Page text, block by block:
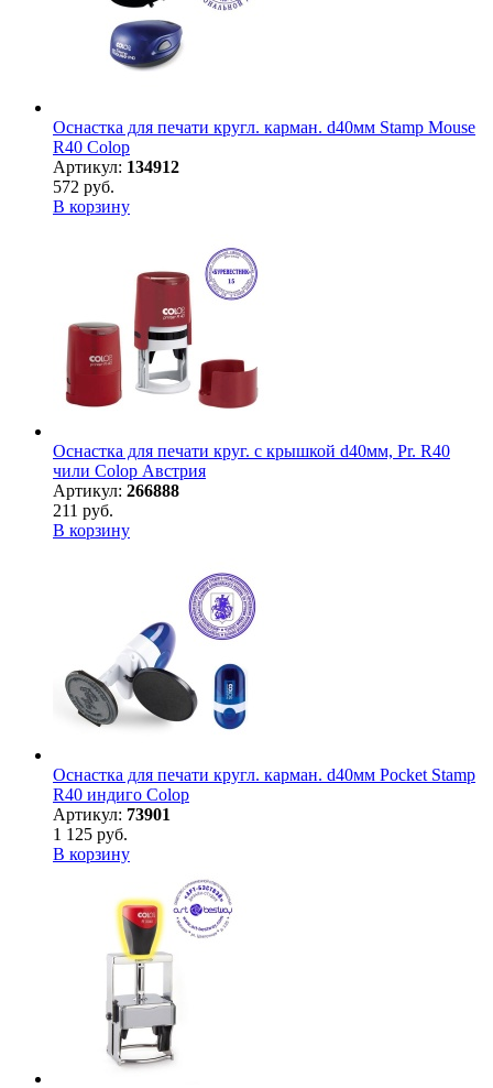
Оснастка для печати кругл. карман. d40мм Stamp Mouse
R40 Colop
Артикул: 134912
572 руб.
В корзину
Оснастка для печати круг. с крышкой d40мм, Pr. R40
чили Colop Австрия
Артикул: 266888
211 руб.
В корзину
Оснастка для печати кругл. карман. d40мм Pocket Stamp
R40 индиго Colop
Артикул: 73901
1 125 руб.
В корзину